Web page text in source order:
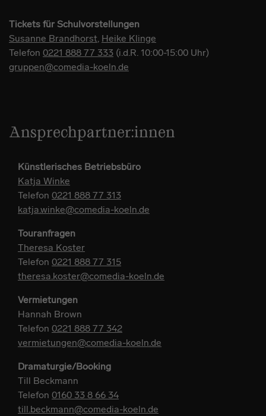
Tickets für Schulvorstellungen
Susanne Brandhorst Heike Klinge
Telefon 0221 888 77 333 (i.d.R. 10:00-15:00 Uhr)
gruppen@comedia-koeln.de
Ansprechpartner:innen
Künstlerisches Betriebsbüro
Katja Winke
Telefon 0221 888 77 313
katja.winke@comedia-koeln.de
Touranfragen
Theresa Koster
Telefon 0221 888 77 315
theresa.koster@comedia-koeln.de
Vermietungen
Hannah Brown
Telefon 0221 888 77 342
vermietungen@comedia-koeln.de
Dramaturgie/Booking
Till Beckmann
Telefon 0160 33 8 66 34
till.beckmann@comedia-koeln.de